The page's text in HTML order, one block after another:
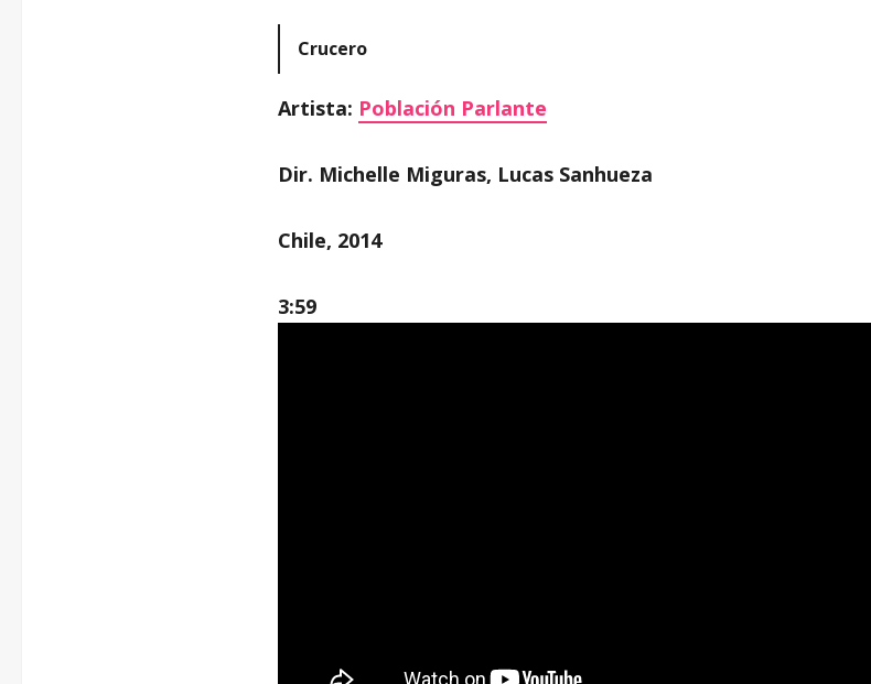
Crucero
Artista: Población Parlante
Dir. Michelle Miguras, Lucas Sanhueza
Chile, 2014
3:59